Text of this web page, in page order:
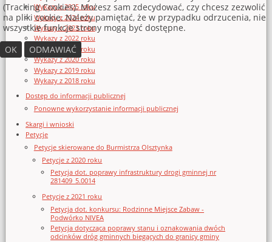
Wykazy z 2025 roku
Wykazy z 2024 roku
Wykazy z 2023 roku
Wykazy z 2022 roku
Wykazy z 2021 roku
Wykazy z 2020 roku
Wykazy z 2019 roku
Wykazy z 2018 roku
Dostęp do informacji publicznej
Ponowne wykorzystanie informacji publicznej
Skargi i wnioski
Petycje
Petycje skierowane do Burmistrza Olsztynka
Petycje z 2020 roku
Petycja dot. poprawy infrastruktury drogi gminnej nr
281409_5.0014
Petycje z 2021 roku
Petycja dot. konkursu: Rodzinne Miejsce Zabaw -
Podwórko NIVEA
Petycja dotycząca poprawy stanu i oznakowania dwóch
odcinków dróg gminnych biegących do granicy gminy
(Tracking Cookies). Możesz sam zdecydować, czy chcesz zezwolić
na pliki cookie. Należy pamiętać, że w przypadku odrzucenia, nie
wszystkie funkcje strony mogą być dostępne.
OK
ODMAWIAĆ